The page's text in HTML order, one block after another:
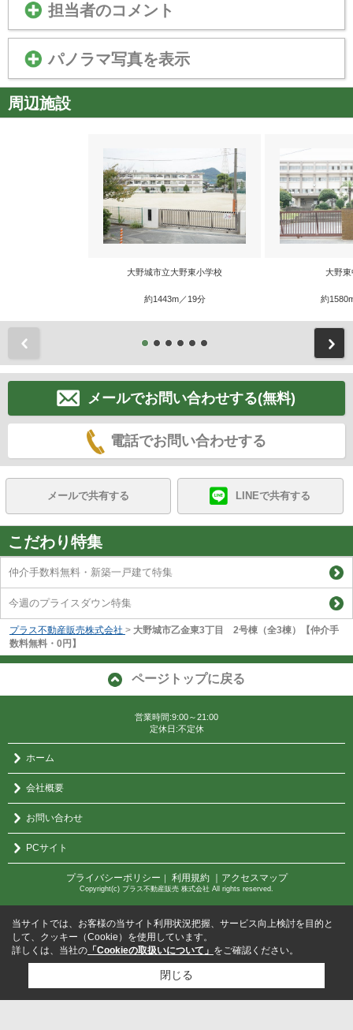
担当者のコメント
パノラマ写真を表示
周辺施設
大野城市立大野東小学校
約1443m／19分
大野東
約
メールでお問い合わせする(無料)
電話でお問い合わせする
メールで共有する LINEで共有する
こだわり特集
仲介手数料無料・新築一戸建て特集
今週のプライスダウン特集
プラス不動産販売株式会社 > 大野城市乙金東3丁目 2号棟（全3棟）【仲介手
数料無料・0円】
ページトップに戻る
営業時間:9:00～21:00
定休日:不定休
ホーム
会社概要
お問い合わせ
PCサイト
プライバシーポリシー ｜ 利用規約 ｜アクセスマップ
Copyright(c) プラス不動産販売 株式会社 All rights reserved.
当サイトでは、お客様の当サイト利用状況把握、サービス向上検討を目的と
して、クッキー（Cookie）を使用しています。
詳しくは、当社の 「Cookieの取扱いについて」 をご確認ください。
閉じる